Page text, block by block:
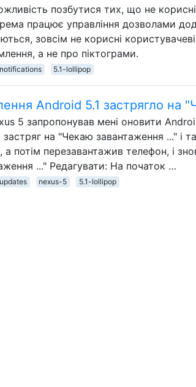
позбутися тих, що не
працює управління дозволами
зовсім не корисні
а не про піктограми.
notifications 5.1-lollipop
Android 5.1 застрягло на
5 запропонував мені оновити
на "Чекаю завантаження ..." і
а потім перезавантажив телефон, і
..." Редагувати: На початок …
updates nexus-5 5.1-lollipop